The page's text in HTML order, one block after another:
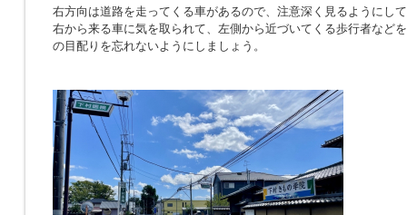
右方向は道路を走ってくる車があるので、注意深く見るようにし
右から来る車に気を取られて、左側から近づいてくる歩行者など
の目配りを忘れないようにしましょう。